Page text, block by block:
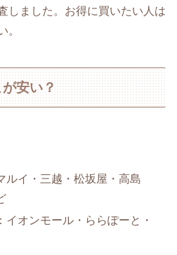
しました。お得に買いたい人は
。
安い？
ルイ・三越・松坂屋・高島
イオンモール・ららぽーと・